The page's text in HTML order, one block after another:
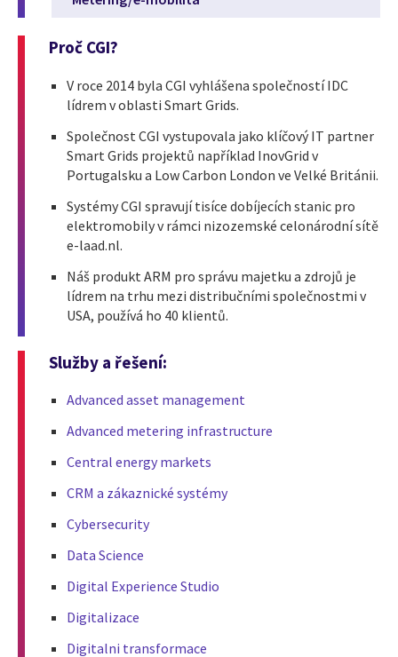
Proč CGI?
V roce 2014 byla CGI vyhlášena společností IDC
lídrem v oblasti Smart Grids.
Společnost CGI vystupovala jako klíčový IT partner
Smart Grids projektů například InovGrid v
Portugalsku a Low Carbon London ve Velké Británii.
Systémy CGI spravují tisíce dobíjecích stanic pro
elektromobily v rámci nizozemské celonárodní sítě
e-laad.nl.
Náš produkt ARM pro správu majetku a zdrojů je
lídrem na trhu mezi distribučními společnostmi v
USA, používá ho 40 klientů.
Služby a řešení:
Advanced asset management
Advanced metering infrastructure
Central energy markets
CRM a zákaznické systémy
Cybersecurity
Data Science
Digital Experience Studio
Digitalizace
Digitalni transformace